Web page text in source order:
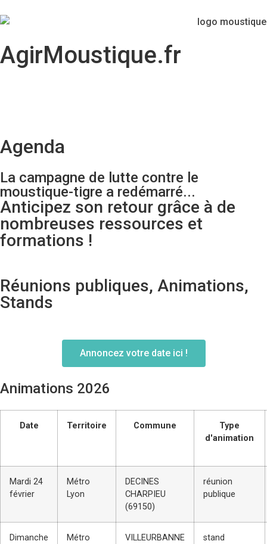
AgirMoustique.fr
Agenda
La campagne de lutte contre le
moustique-tigre a redémarré...
Anticipez son retour grâce à de
nombreuses ressources et
formations !
Réunions publiques, Animations,
Stands
Annoncez votre date ici !
Animations 2026
Date Territoire Commune
Type
d'animation
Mardi 24
février
Métro
Lyon
DECINES
CHARPIEU
(69150)
réunion
publique
Dimanche
Métro
VILLEURBANNE
stand